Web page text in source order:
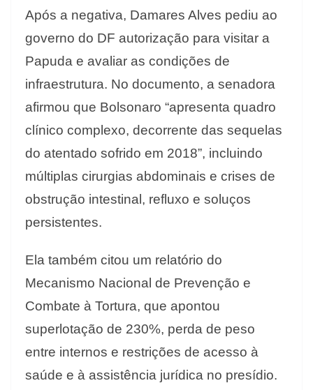
Após a negativa, Damares Alves pediu ao
governo do DF autorização para visitar a
Papuda e avaliar as condições de
infraestrutura. No documento, a senadora
afirmou que Bolsonaro “apresenta quadro
clínico complexo, decorrente das sequelas
do atentado sofrido em 2018”, incluindo
múltiplas cirurgias abdominais e crises de
obstrução intestinal, refluxo e soluços
persistentes.
Ela também citou um relatório do
Mecanismo Nacional de Prevenção e
Combate à Tortura, que apontou
superlotação de 230%, perda de peso
entre internos e restrições de acesso à
saúde e à assistência jurídica no presídio.